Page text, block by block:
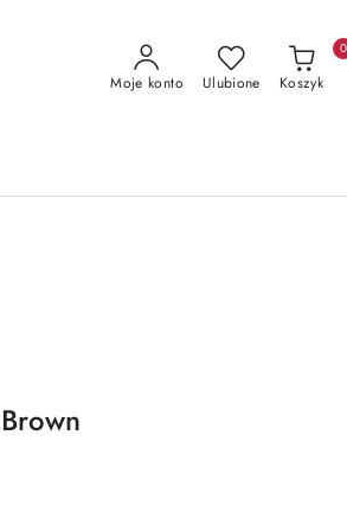
Moje konto Ulubione Koszyk
0